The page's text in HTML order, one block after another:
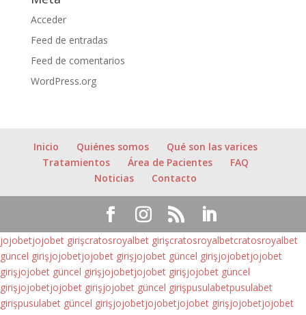
Acceder
Feed de entradas
Feed de comentarios
WordPress.org
Inicio Quiénes somos
Qué son las varices
Tratamientos
Área de Pacientes
FAQ
Noticias
Contacto
jojobetjojobet girişcratosroyalbet girişcratosroyalbetcratosroyalbet
güncel girişjojobetjojobet girişjojobet güncel girişjojobetjojobet
girişjojobet güncel girişjojobetjojobet girişjojobet güncel
girişjojobetjojobet girişjojobet güncel girişpusulabetpusulabet
girişpusulabet güncel girişjojobetjojobetjojobet girişjojobetjojobet